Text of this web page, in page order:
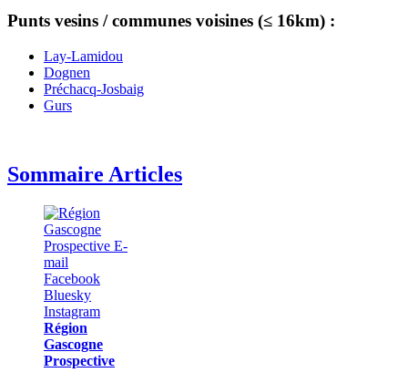
Punts vesins / communes voisines (≤ 16km) :
Lay-Lamidou
Dognen
Préchacq-Josbaig
Gurs
Sommaire Articles
Région
Gascogne
Prospective